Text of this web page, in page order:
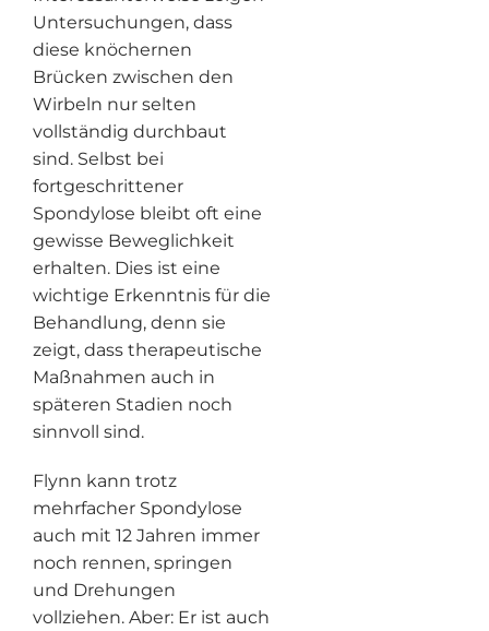
Untersuchungen, dass
diese knöchernen
Brücken zwischen den
Wirbeln nur selten
vollständig durchbaut
sind. Selbst bei
fortgeschrittener
Spondylose bleibt oft eine
gewisse Beweglichkeit
erhalten. Dies ist eine
wichtige Erkenntnis für die
Behandlung, denn sie
zeigt, dass therapeutische
Maßnahmen auch in
späteren Stadien noch
sinnvoll sind.
Flynn kann trotz
mehrfacher Spondylose
auch mit 12 Jahren immer
noch rennen, springen
und Drehungen
vollziehen. Aber: Er ist auch